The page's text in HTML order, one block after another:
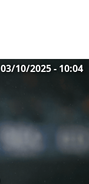
03/10/2025 - 10:04